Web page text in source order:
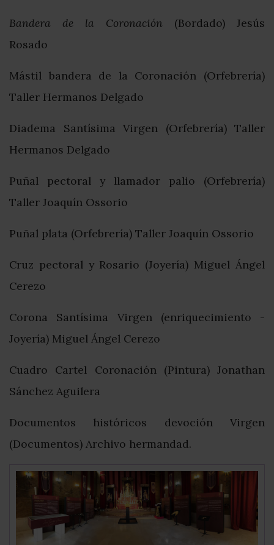
Bandera de la Coronación (Bordado) Jesús
Rosado
Mástil bandera de la Coronación (Orfebrería)
Taller Hermanos Delgado
Diadema Santísima Virgen (Orfebrería) Taller
Hermanos Delgado
Puñal pectoral y llamador palio (Orfebrería)
Taller Joaquín Ossorio
Puñal plata (Orfebrería) Taller Joaquín Ossorio
Cruz pectoral y Rosario (Joyería) Miguel Ángel
Cerezo
Corona Santísima Virgen (enriquecimiento -
Joyería) Miguel Ángel Cerezo
Cuadro Cartel Coronación (Pintura) Jonathan
Sánchez Aguilera
Documentos históricos devoción Virgen
(Documentos) Archivo hermandad.